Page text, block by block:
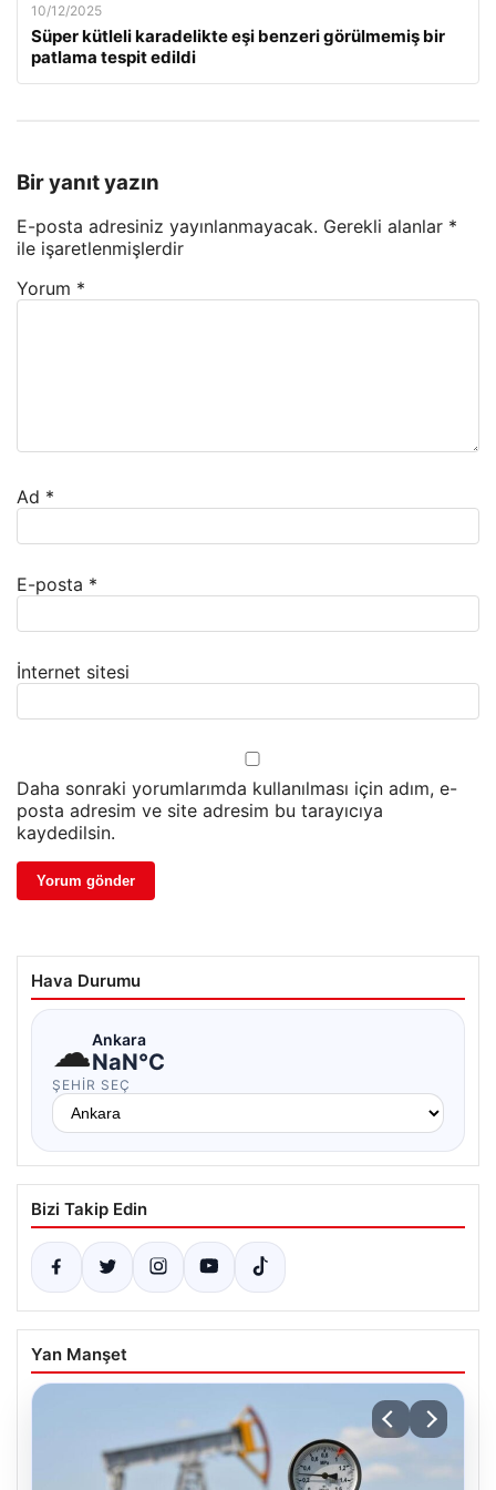
10/12/2025
Süper kütleli karadelikte eşi benzeri görülmemiş bir
patlama tespit edildi
Bir yanıt yazın
E-posta adresiniz yayınlanmayacak. Gerekli alanlar *
ile işaretlenmişlerdir
Yorum *
Ad *
E-posta *
İnternet sitesi
Daha sonraki yorumlarımda kullanılması için adım, e-
posta adresim ve site adresim bu tarayıcıya
kaydedilsin.
Hava Durumu
☁Ankara
NaN°C
ŞEHIR SEÇ
Bizi Takip Edin
Yan Manşet